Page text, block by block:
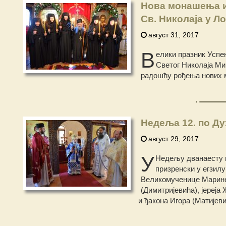
Нова монашења и
Св. Николаја у
август 31, 2017
В елики празник
Светог Николаја
радошћу рођења нових
Недеља 12. по
август 29, 2017
У Недељу дванаесту
призренски у
Великомученице
(Димитријевића),
и ђакона Игора